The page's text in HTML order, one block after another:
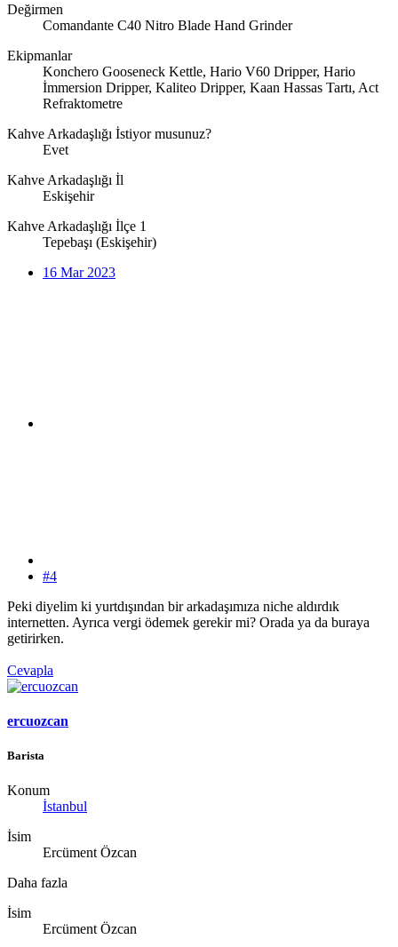
Değirmen
Comandante C40 Nitro Blade Hand Grinder
Ekipmanlar
Konchero Gooseneck Kettle, Hario V60 Dripper, Hario
İmmersion Dripper, Kaliteo Dripper, Kaan Hassas Tartı, Act
Refraktometre
Kahve Arkadaşlığı İstiyor musunuz?
Evet
Kahve Arkadaşlığı İl
Eskişehir
Kahve Arkadaşlığı İlçe 1
Tepebaşı (Eskişehir)
16 Mar 2023
#4
Peki diyelim ki yurtdışından bir arkadaşımıza niche aldırdık
internetten. Ayrıca vergi ödemek gerekir mi? Orada ya da buraya
getirirken.
Cevapla
ercuozcan
Barista
Konum
İstanbul
İsim
Ercüment Özcan
Daha fazla
İsim
Ercüment Özcan